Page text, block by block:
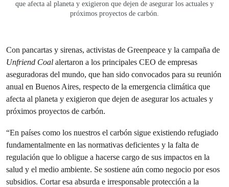
que afecta al planeta y exigieron que dejen de asegurar los actuales y
próximos proyectos de carbón.
Con pancartas y sirenas, activistas de Greenpeace y la campaña de
Unfriend Coal alertaron a los principales CEO de empresas
aseguradoras del mundo, que han sido convocados para su reunión
anual en Buenos Aires, respecto de la emergencia climática que
afecta al planeta y exigieron que dejen de asegurar los actuales y
próximos proyectos de carbón.
“En países como los nuestros el carbón sigue existiendo refugiado
fundamentalmente en las normativas deficientes y la falta de
regulación que lo obligue a hacerse cargo de sus impactos en la
salud y el medio ambiente. Se sostiene aún como negocio por esos
subsidios. Cortar esa absurda e irresponsable protección a la